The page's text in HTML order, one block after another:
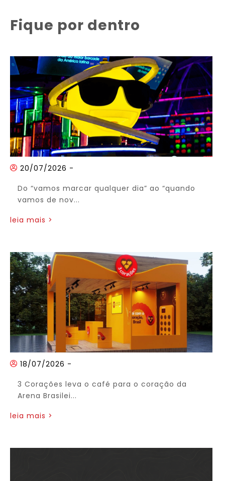
Fique por dentro
20/07/2026 -
Do “vamos marcar qualquer dia” ao “quando
vamos de nov...
leia mais >
18/07/2026 -
3 Corações leva o café para o coração da
Arena Brasilei...
leia mais >